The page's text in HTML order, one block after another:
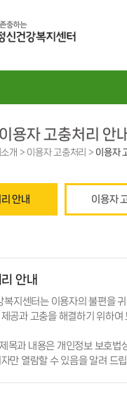
이용자 고충처리 안내
개 > 이용자 고충처리 > 이용자
안내 이용자
안내
복지센터는 이용자의 불편을
공과 고충을 해결하기 위하여
목과 내용은 개인정보 보호법
만 열람할 수 있음을 알려 드